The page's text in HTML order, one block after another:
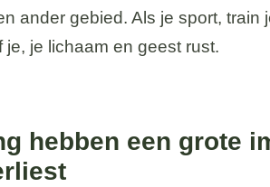
ander gebied. Als je sport, train
je lichaam en geest rust.
hebben een grote